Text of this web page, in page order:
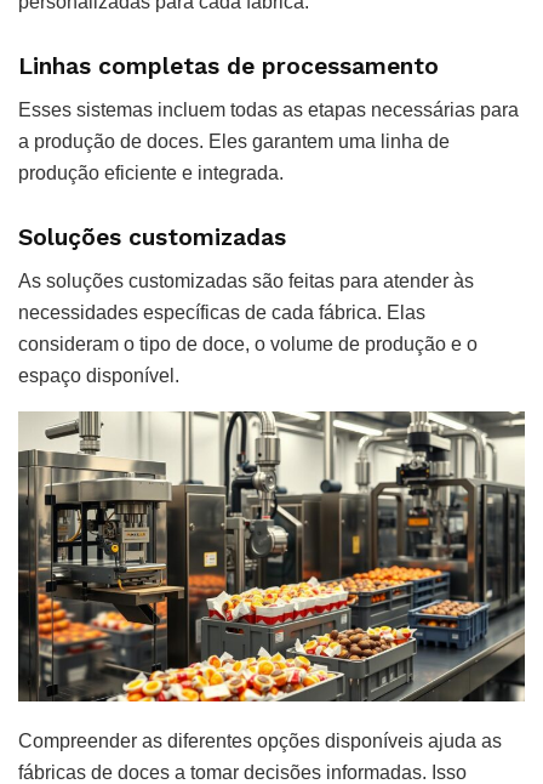
Linhas completas de processamento
Esses sistemas incluem todas as etapas necessárias para
a produção de doces. Eles garantem uma linha de
produção eficiente e integrada.
Soluções customizadas
As soluções customizadas são feitas para atender às
necessidades específicas de cada fábrica. Elas
consideram o tipo de doce, o volume de produção e o
espaço disponível.
Compreender as diferentes opções disponíveis ajuda as
fábricas de doces a tomar decisões informadas. Isso